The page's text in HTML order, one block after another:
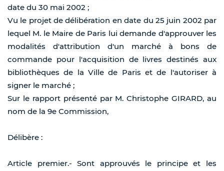
date du 30 mai 2002 ;
Vu le projet de délibération en date du 25 juin 2002 par
lequel M. le Maire de Paris lui demande d'approuver les
modalités d'attribution d'un marché à bons de
commande pour l'acquisition de livres destinés aux
bibliothèques de la Ville de Paris et de l'autoriser à
signer le marché ;
Sur le rapport présenté par M. Christophe GIRARD, au
nom de la 9e Commission,
Délibère :
Article premier.- Sont approuvés le principe et les